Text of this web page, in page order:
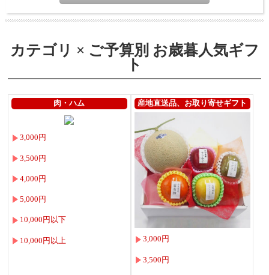
カテゴリ × ご予算別 お歳暮人気ギフ
ト
肉・ハム
3,000円
3,500円
4,000円
5,000円
10,000円以下
10,000円以上
産地直送品、お取り寄せギフト
3,000円
3,500円